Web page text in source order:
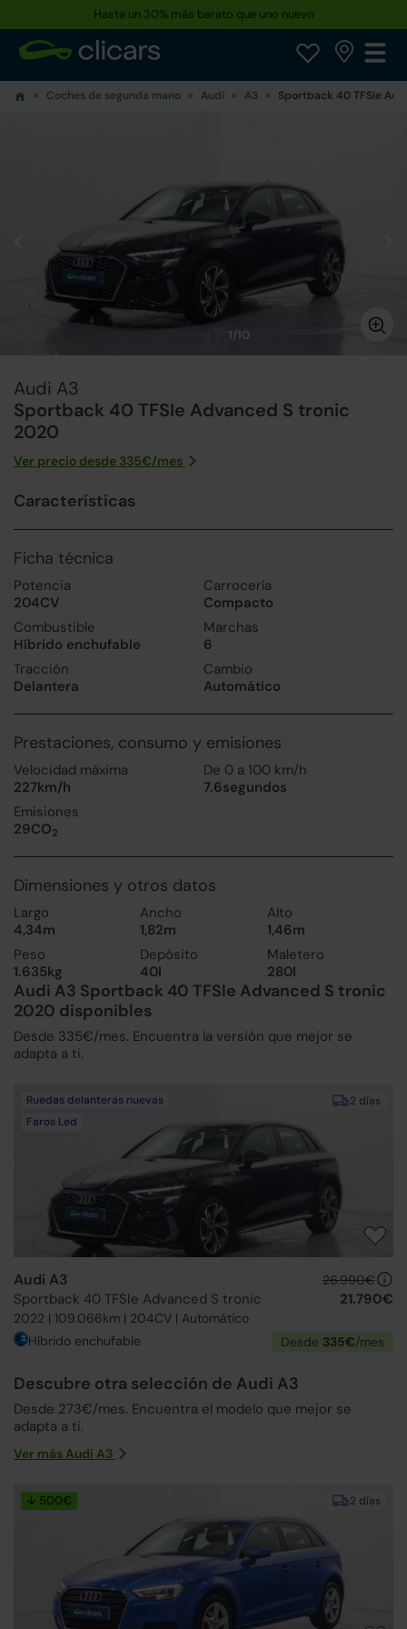
Hasta un 30% más barato que uno nuevo
Coches de segunda mano Audi A3 Sportback 40 TFSIe
1/10
Audi A3
Sportback 40 TFSIe Advanced S tronic
2020
Ver precio desde 335€/mes
Características
Ficha técnica
Potencia
204CV
Carrocería
Compacto
Combustible
Híbrido enchufable
Marchas
6
Tracción
Delantera
Cambio
Automático
Prestaciones, consumo y emisiones
Velocidad máxima
227km/h
De 0 a 100 km/h
7.6segundos
Emisiones
29CO2
Dimensiones y otros datos
Largo
4,34m
Ancho
1,82m
Alto
1,46m
Peso
1.635kg
Depósito
40l
Maletero
280l
Audi A3 Sportback 40 TFSIe Advanced S tronic
2020 disponibles
Desde 335€/mes. Encuentra la versión que mejor se
adapta a ti.
2 días
Ruedas delanteras nuevas
Faros Led
Audi A3
Sportback 40 TFSIe Advanced S tronic
2022 | 109.066km | 204CV | Automático
26.990€
21.790€
Híbrido enchufable Desde 335€/mes
Descubre otra selección de Audi A3
Desde 273€/mes. Encuentra el modelo que mejor se
adapta a ti.
Ver más Audi A3
2 días
↓ 500€